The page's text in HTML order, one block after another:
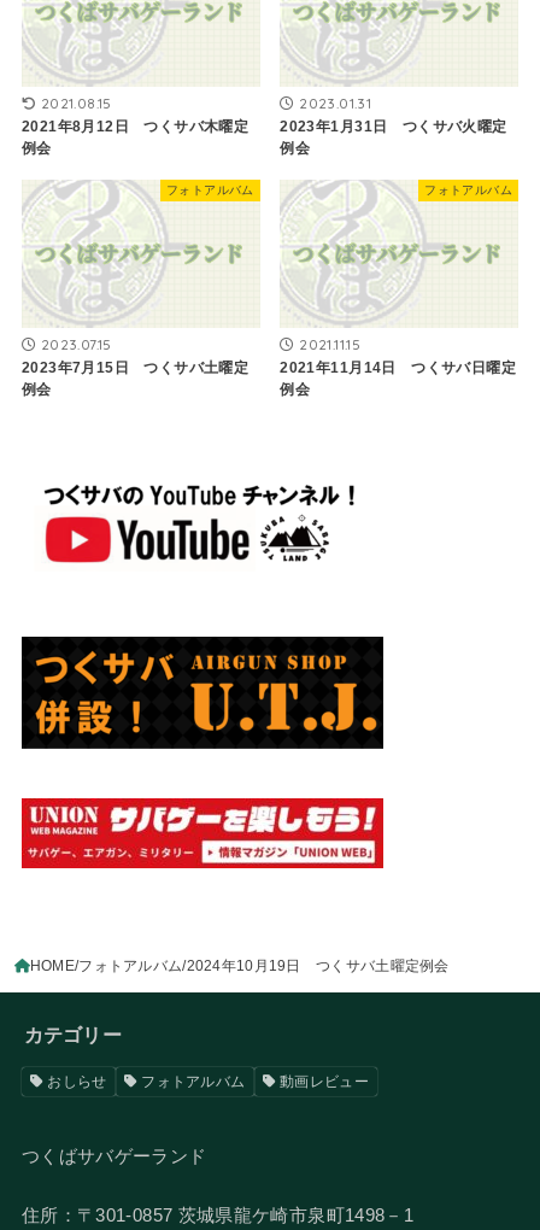
2021.08.15
2021年8月12日 つくサバ木曜定
例会
2023.01.31
2023年1月31日 つくサバ火曜定
例会
フォトアルバム
2023.07.15
2023年7月15日 つくサバ土曜定
例会
フォトアルバム
2021.11.15
2021年11月14日 つくサバ日曜定
例会
HOME フォトアルバム 2024年10月19日 つくサバ土曜定例会
カテゴリー
おしらせ フォトアルバム 動画レビュー
つくばサバゲーランド
住所：〒301-0857 茨城県龍ケ崎市泉町1498－1